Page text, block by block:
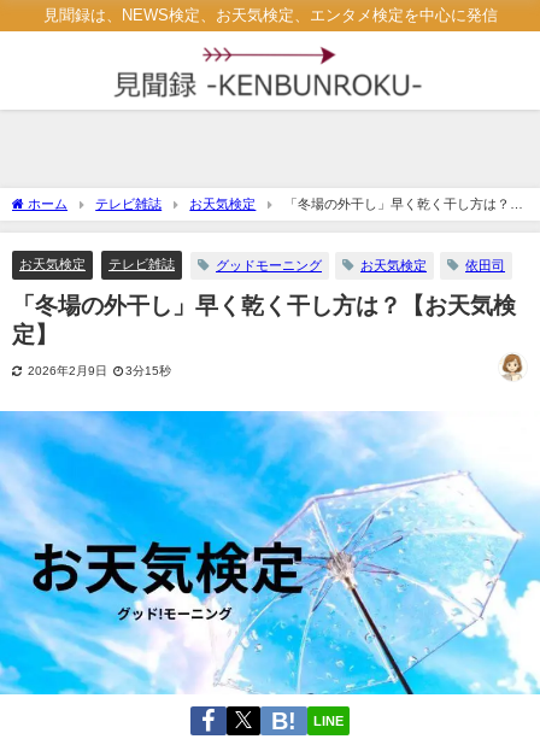
見聞録は、NEWS検定、お天気検定、エンタメ検定を中心に発信
ホーム テレビ雑誌 お天気検定
「冬場の外干し」早く乾く干し方は？
【お天気検定】
お天気検定 テレビ雑誌 グッドモーニング お天気検定 依田司
「冬場の外干し」早く乾く干し方は？【お天気検
定】
2026年2月9日 3分15秒
LINE